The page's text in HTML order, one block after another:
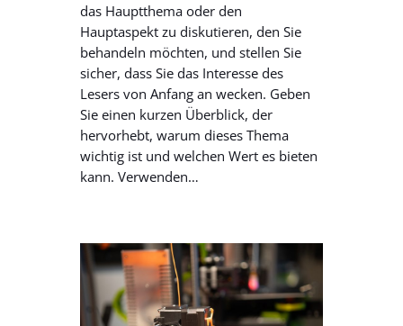
das Hauptthema oder den
Hauptaspekt zu diskutieren, den Sie
behandeln möchten, und stellen Sie
sicher, dass Sie das Interesse des
Lesers von Anfang an wecken. Geben
Sie einen kurzen Überblick, der
hervorhebt, warum dieses Thema
wichtig ist und welchen Wert es bieten
kann. Verwenden…